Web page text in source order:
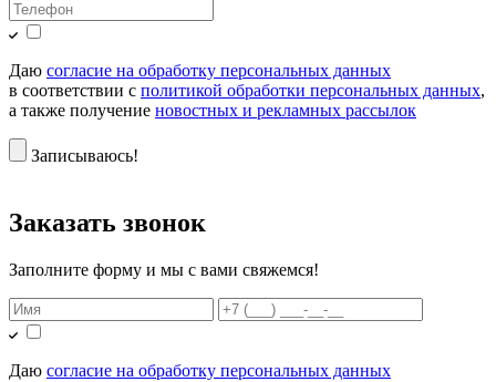
Даю согласие на обработку персональных данных
в соответствии с политикой обработки персональных данных,
а также получение новостных и рекламных рассылок
Записываюсь!
Заказать звонок
Заполните форму и мы с вами свяжемся!
Даю согласие на обработку персональных данных